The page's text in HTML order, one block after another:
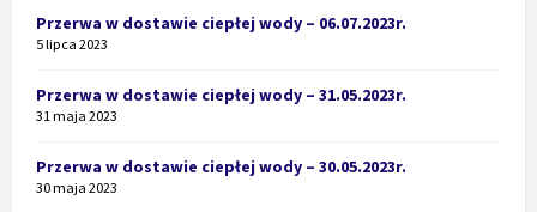
Przerwa w dostawie ciepłej wody – 06.07.2023r.
5 lipca 2023
Przerwa w dostawie ciepłej wody – 31.05.2023r.
31 maja 2023
Przerwa w dostawie ciepłej wody – 30.05.2023r.
30 maja 2023